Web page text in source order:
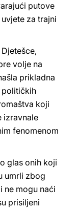
putove
za trajni
volje na
prikladna
političkih
koji
izravnale
fenomenom
glas onih koji
umrli zbog
ne mogu naći
prisiljeni